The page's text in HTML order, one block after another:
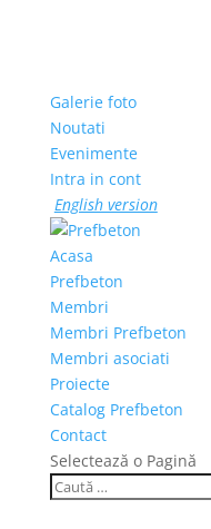
Galerie foto
Noutati
Evenimente
Intra in cont
English version
Acasa
Prefbeton
Membri
Membri Prefbeton
Membri asociati
Proiecte
Catalog Prefbeton
Contact
Selectează o Pagină